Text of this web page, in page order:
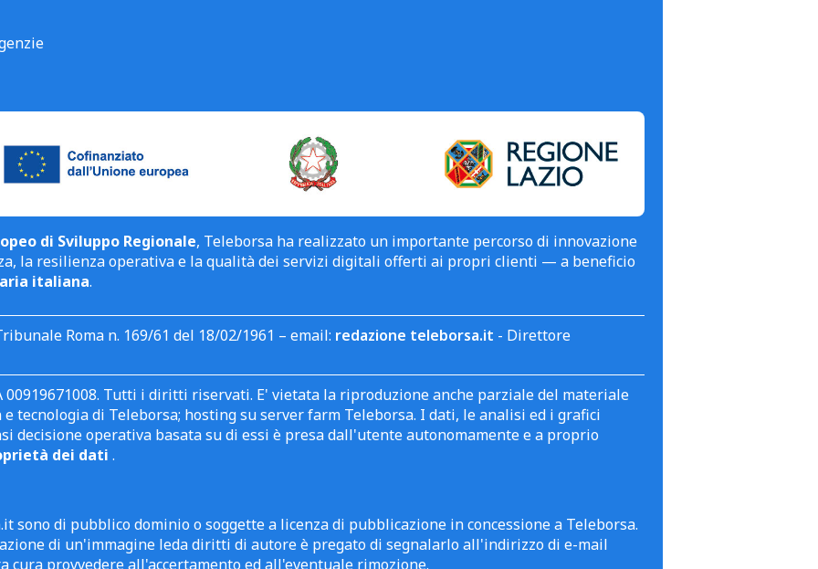
di Sviluppo Regionale, Teleborsa ha realizzato un importante percorso di innovazione
la resilienza operativa e la qualità dei servizi digitali offerti ai propri clienti — a beneficio
italiana.
Roma n. 169/61 del 18/02/1961 – email: redazione teleborsa.it - Direttore
00919671008. Tutti i diritti riservati. E' vietata la riproduzione anche parziale del materiale
tecnologia di Teleborsa; hosting su server farm Teleborsa. I dati, le analisi ed i grafici
decisione operativa basata su di essi è presa dall'utente autonomamente e a proprio
dei dati .
sono di pubblico dominio o soggette a licenza di pubblicazione in concessione a Teleborsa.
di un'immagine leda diritti di autore è pregato di segnalarlo all'indirizzo di e-mail
cura provvedere all'accertamento ed all'eventuale rimozione.